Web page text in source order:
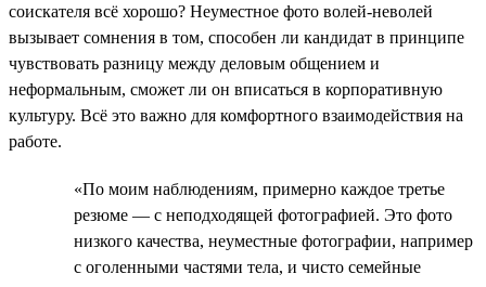
соискателя всё хорошо? Неуместное фото волей-неволей
вызывает сомнения в том, способен ли кандидат в принципе
чувствовать разницу между деловым общением и
неформальным, сможет ли он вписаться в корпоративную
культуру. Всё это важно для комфортного взаимодействия на
работе.
«По моим наблюдениям, примерно каждое третье
резюме — с неподходящей фотографией. Это фото
низкого качества, неуместные фотографии, например
с оголенными частями тела, и чисто семейные